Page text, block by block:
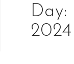
Day:
2024